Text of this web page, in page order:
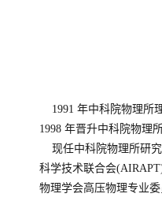
1991 年中科院物理所
1998 年晋升中科院物理
现任中科院物理所研究
科学技术联合会
物理学会高压物理专业